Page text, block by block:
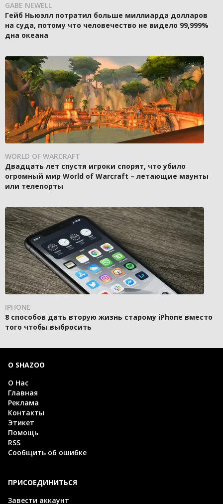
GABE NEWELL
Гейб Ньюэлл потратил больше миллиарда долларов
на суда, потому что человечество не видело 99,999%
дна океана
WORLD OF WARCRAFT
Двадцать лет спустя игроки спорят, что убило
огромный мир World of Warcraft – летающие маунты
или телепорты
IPHONE
8 способов дать вторую жизнь старому iPhone вместо
того чтобы выбросить
О SHAZOO
О Нас
Главная
Реклама
Контакты
Этикет
Помощь
RSS
Сообщить об ошибке
ПРИСОЕДИНИТЬСЯ
Завести аккаунт